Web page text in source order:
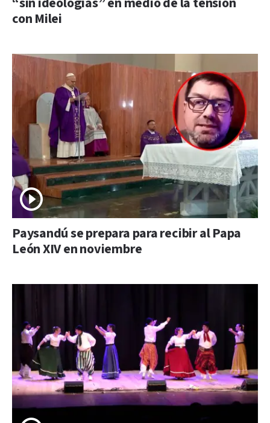
con Milei
Paysandú se prepara para recibir al Papa
León XIV en noviembre